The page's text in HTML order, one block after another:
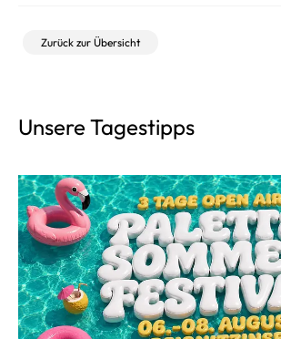
Zurück zur Übersicht
Unsere Tagestipps